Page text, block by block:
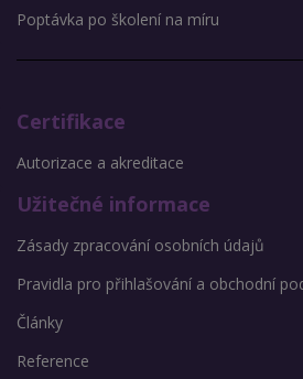
Poptávka po školení na míru
Certifikace
Autorizace a akreditace
Užitečné informace
Zásady zpracování osobních údajů
Pravidla pro přihlašování a obchodní
Články
Reference